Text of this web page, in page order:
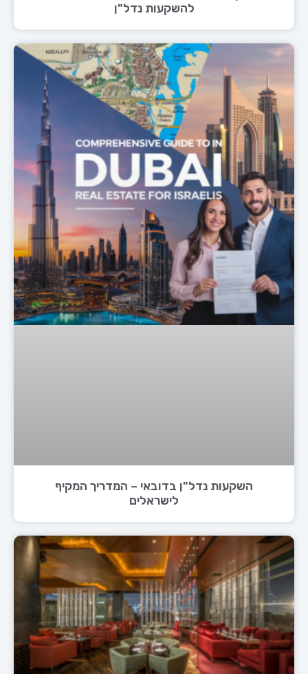
להשקעות נדל"ן
השקעות נדל"ן בדובאי – המדריך המקיף
לישראלים